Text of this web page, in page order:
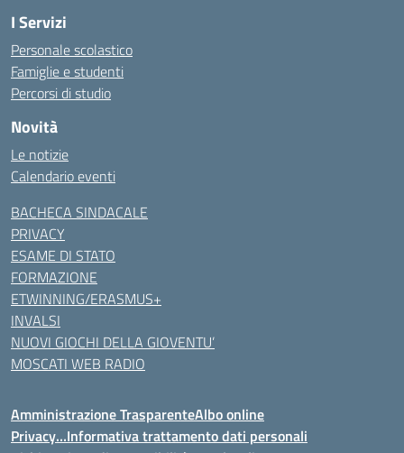
I Servizi
Personale scolastico
Famiglie e studenti
Percorsi di studio
Novità
Le notizie
Calendario eventi
BACHECA SINDACALE
PRIVACY
ESAME DI STATO
FORMAZIONE
ETWINNING/ERASMUS+
INVALSI
NUOVI GIOCHI DELLA GIOVENTU’
MOSCATI WEB RADIO
Amministrazione TrasparenteAlbo online
Privacy…Informativa trattamento dati personali